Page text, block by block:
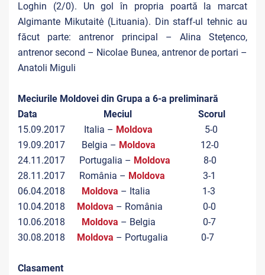
Loghin (2/0). Un gol în propria poartă la marcat
Algimante Mikutaitė (Lituania). Din staff-ul tehnic au
făcut parte: antrenor principal – Alina Steţenco,
antrenor second – Nicolae Bunea, antrenor de portari –
Anatoli Miguli
Meciurile Moldovei din Grupa a 6-a preliminară
Data Meciul Scorul
15.09.2017 Italia – Moldova
5-0
19.09.2017 Belgia – Moldova
12-0
24.11.2017 Portugalia – Moldova
8-0
28.11.2017 România – Moldova 3-1
06.04.2018
Moldova – Italia 1-3
10.04.2018
Moldova – România 0-0
10.06.2018
Moldova – Belgia 0-7
30.08.2018
Moldova – Portugalia 0-7
Clasament